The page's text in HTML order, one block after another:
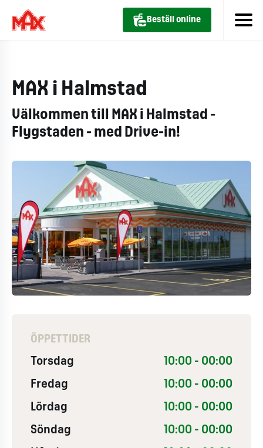
Beställ online
MAX i Halmstad
Välkommen till MAX i Halmstad -
Flygstaden - med Drive-in!
ÖPPETTIDER
Torsdag 10:00 - 00:00
Fredag 10:00 - 00:00
Lördag 10:00 - 00:00
Söndag 10:00 - 00:00